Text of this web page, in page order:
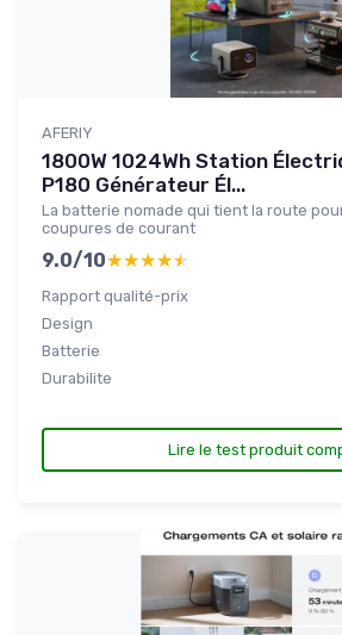
AFERIY
1800W 1024Wh Station
P180 Générateur Él...
La batterie nomade qui tient la route
coupures de courant
9.0/10★★★★★
★★★★★
Rapport qualité-prix
Design
Batterie
Durabilite
Lire le test produit